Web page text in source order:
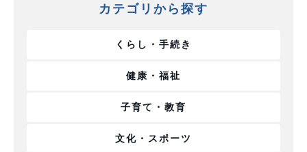
カテゴリから探す
くらし・手続き
健康・福祉
子育て・教育
文化・スポーツ